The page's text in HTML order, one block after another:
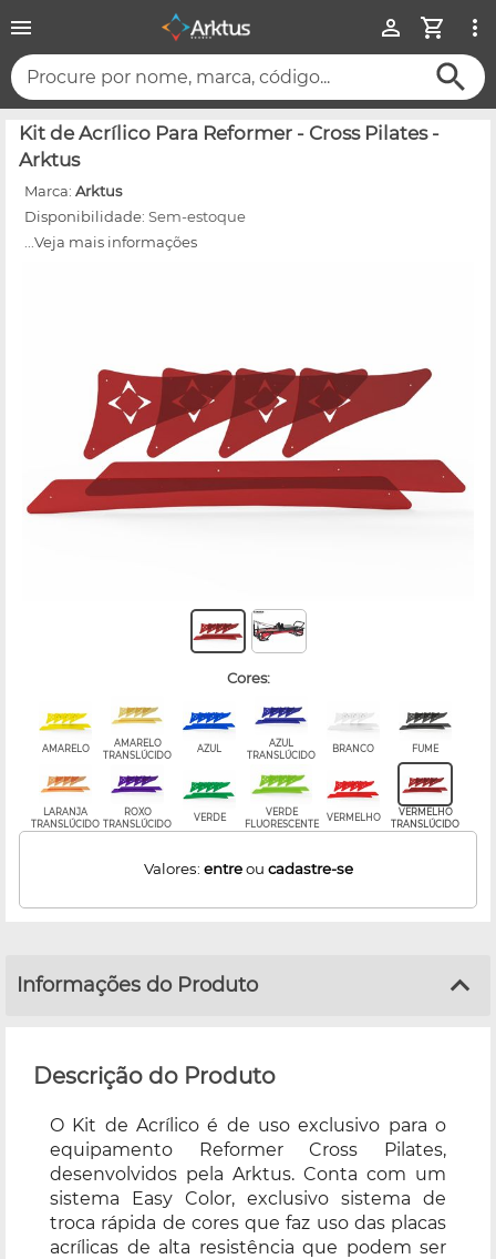
Procure por nome, marca, código...
Kit de Acrílico Para Reformer - Cross Pilates -
Arktus
Marca: Arktus
Disponibilidade: Sem-estoque
...Veja mais informações
cores:
AMARELO
AMARELO
TRANSLÚCIDO
AZUL
AZUL
TRANSLÚCIDO
BRANCO FUME
LARANJA
TRANSLÚCIDO
ROXO
TRANSLÚCIDO
VERDE
VERDE
FLUORESCENTE
VERMELHO
VERMELHO
TRANSLÚCIDO
Valores: entreou cadastre-se
Informações do Produto
Descrição do Produto
O Kit de Acrílico é de uso exclusivo para o
equipamento Reformer Cross Pilates,
desenvolvidos pela Arktus. Conta com um
sistema Easy Color, exclusivo sistema de
troca rápida de cores que faz uso das placas
acrílicas de alta resistência que podem ser